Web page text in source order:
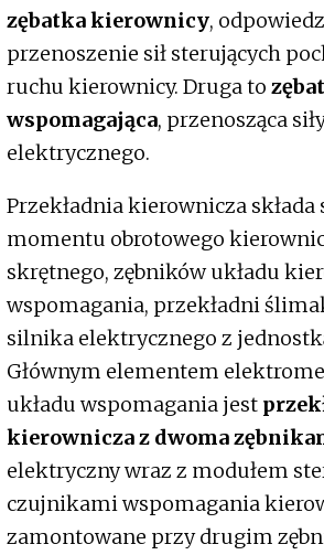
zębatka kierownicy,
przenoszenie sił sterujących
ruchu kierownicy. Druga to
wspomagająca, przenosząca
elektrycznego.
Przekładnia kierownicza
momentu obrotowego
skrętnego, zębników układu
wspomagania, przekładni
silnika elektrycznego z
Głównym elementem
układu wspomagania jest
kierownicza z dwoma
elektryczny wraz z modułem
czujnikami wspomagania
zamontowane przy drugim